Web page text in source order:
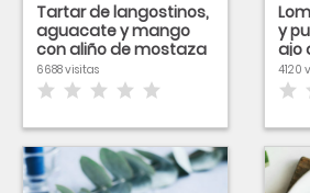
Tartar de langostinos,
aguacate y mango
con aliño de mostaza
6688 visitas
y
ajo
4120